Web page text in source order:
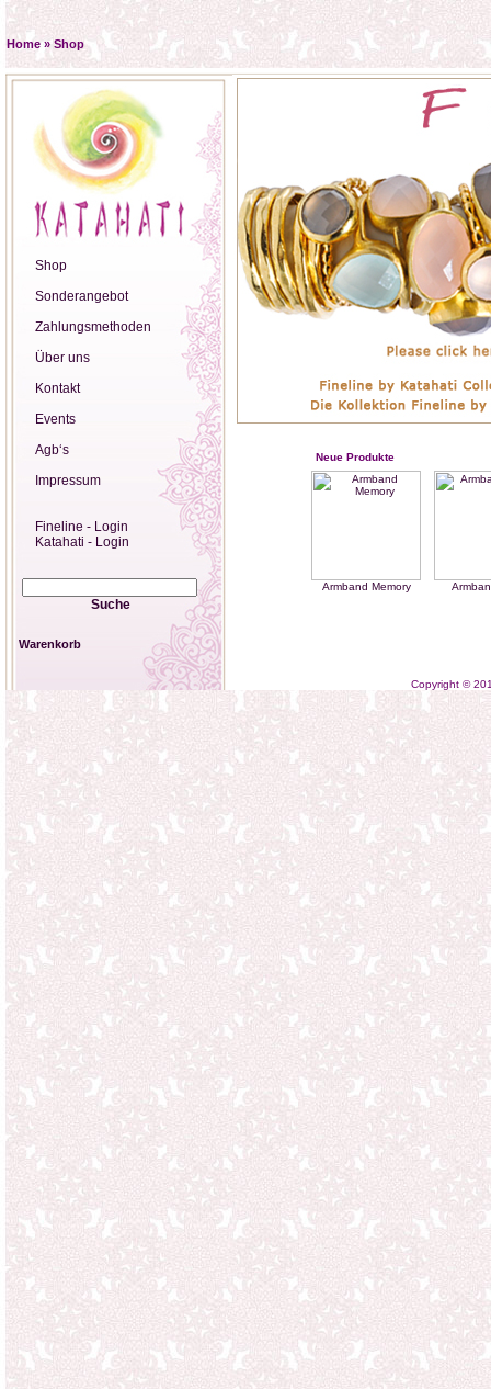
Home » Shop
Shop
Sonderangebot
Zahlungsmethoden
Über uns
Kontakt
Events
Agb‘s
Impressum
Fineline - Login
Katahati - Login
Suche
Neue Produkte
Armband Memory
Warenkorb
Copyright ©